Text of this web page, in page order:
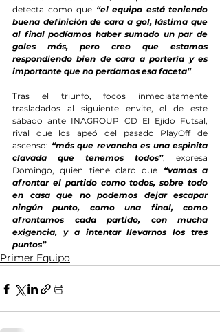
detecta como que “el equipo está teniendo
buena definición de cara a gol, lástima que
al final podíamos haber sumado un par de
goles más, pero creo que estamos
respondiendo bien de cara a portería y es
importante que no perdamos esa faceta”.
Tras el triunfo, focos inmediatamente
trasladados al siguiente envite, el de este
sábado ante INAGROUP CD El Ejido Futsal,
rival que los apeó del pasado PlayOff de
ascenso: “más que revancha es una espinita
clavada que tenemos todos”, expresa
Domingo, quien tiene claro que “vamos a
afrontar el partido como todos, sobre todo
en casa que no podemos dejar escapar
ningún punto, como una final, como
afrontamos cada partido, con mucha
exigencia, y a intentar llevarnos los tres
puntos”.
Primer Equipo